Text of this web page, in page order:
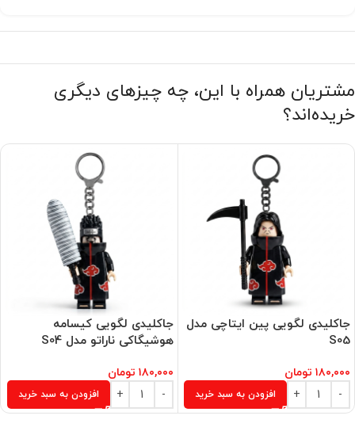
مشتریان همراه با این، چه چیزهای دیگری
خریده‌اند؟
جاکلیدی لگویی پین ایتاچی مدل
S05
۱۸۰,۰۰۰ تومان
افزودن به سبد خرید
جاکلیدی لگویی کیسامه
هوشیگاکی ناراتو مدل S04
۱۸۰,۰۰۰ تومان
افزودن به سبد خرید